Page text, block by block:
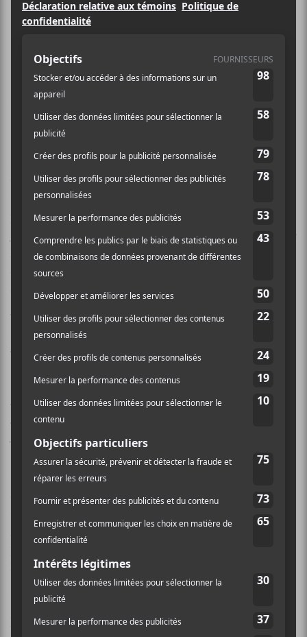
urbaine et art numérique annonce sa
programmation pour l’édition 2021
qui aura lieu du 16 au 19 septembre
prochain.
C’est donc trois têtes d’affiche dignes de ce nom qui
clôtureront les trois soirées des 16, 17 et 18 septembre.
C’est5Sang14qui auront l’honneur de clore la
première soirée. Il y sera rejoint par
, Mikezup,
JPS alors queMyriam Boucherofficiera comme VJ. Le
lendemain, c’estSouldiaqui est la tête d’affiche. La
carte avant lui est intéressante avec trois artistes
émergents qui ont le vent dans les voiles :
Naya Ali
sera
rejoint par son amiLary Kidd, Maky Lavender
Emma Beko
Les billets pour l’événement sont en vente au coût de
et les profits serviront à financer les Centres
Jeunesse de Laval!
Steve Marcoux, le programmateur de
Après avoir sauté une édition en 2020, on est plus
qu’excités de revenir dans une formule réaménagée au
gré des contraintes sanitaires. On a fait plan sur plan
pour présenter une version 2021 et on y est arrivés.
Nous sommes plus que sûrs que le party pourra
reprendre et que les artistes rap et d’arts numériques
100% locaux sont plus que d’attaque pour renouer avec
le public deLVL UP. »